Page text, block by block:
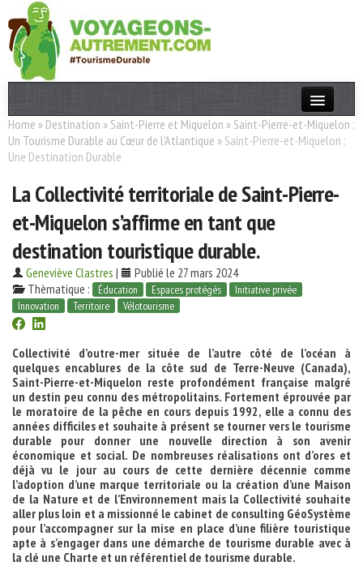
Actualités
T. Responsable
Destinations
Acteurs
Thèmes
OK
Home » Destination » Saint-Pierre et Miquelon » Saint-Pierre-et-Miquelon :
Un Tourisme Durable au Cœur de l'Atlantique » Saint-Pierre-et-Miquelon :
Une Destination Durable
La Collectivité territoriale de Saint-Pierre-
et-Miquelon s’affirme en tant que
destination touristique durable.
Geneviève Clastres |
Publié le 27 mars 2024
Thèmatique :
Éducation Espaces protégés
Initiative privée
Innovation
Territoire Vélotourisme
Collectivité d’outre-mer située de l’autre côté de l’océan à
quelques encablures de la côte sud de Terre-Neuve (Canada),
Saint-Pierre-et-Miquelon reste profondément française malgré
un destin peu connu des métropolitains. Fortement éprouvée par
le moratoire de la pêche en cours depuis 1992, elle a connu des
années difficiles et souhaite à présent se tourner vers le tourisme
durable pour donner une nouvelle direction à son avenir
économique et social. De nombreuses réalisations ont d’ores et
déjà vu le jour au cours de cette dernière décennie comme
l’adoption d’une marque territoriale ou la création d’une Maison
de la Nature et de l’Environnement mais la Collectivité souhaite
aller plus loin et a missionné le cabinet de consulting GéoSystème
pour l’accompagner sur la mise en place d’une filière touristique
apte à s’engager dans une démarche de tourisme durable avec à
la clé une Charte et un référentiel de tourisme durable.